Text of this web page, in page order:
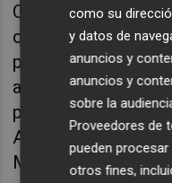
Chato murciano
carpaccio de
parmesano, un
autóctonos de la
por los aromas de
Alhambra
Matalahúva.
como su
y datos de
anuncios y
anuncios y
sobre la
Proveedores de
pueden
otros fines,